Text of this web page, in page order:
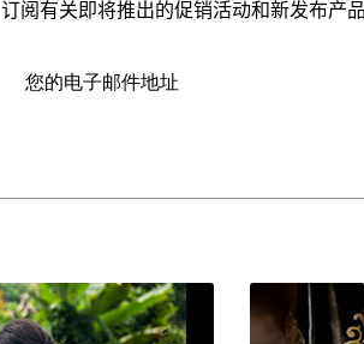
订阅有关即将推出的促销活动和新发布产